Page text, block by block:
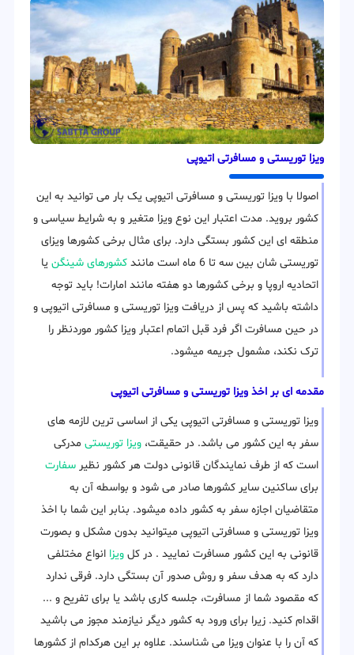
ویزا توریستی و مسافرتی اتیوپی
اصولا با ویزا توریستی و مسافرتی اتیوپی یک بار می توانید به این
کشور بروید. مدت اعتبار این نوع ویزا متغیر و به شرایط سیاسی و
منطقه ای این کشور بستگی دارد. برای مثال برخی کشورها ویزای
توریستی شان بین سه تا 6 ماه است مانند
کشورهای شینگن یا
اتحادیه اروپا و برخی کشورها دو هفته مانند امارات! باید توجه
داشته باشید که پس از دریافت ویزا توریستی و مسافرتی اتیوپی و
در حین مسافرت اگر فرد قبل اتمام اعتبار ویزا کشور موردنظر را
ترک نکند، مشمول جریمه میشود.
مقدمه ای بر اخذ ویزا توریستی و مسافرتی اتیوپی
ویزا توریستی و مسافرتی اتیوپی یکی از اساسی ترین لازمه های
سفر به این کشور می باشد. در حقیقت، ویزا توریستی مدرکی
است که از طرف نمایندگان قانونی دولت هر کشور نظیر سفارت
برای ساکنین سایر کشورها صادر می شود و بواسطه آن به
متقاضیان اجازه سفر به کشور داده میشود. بنابر این شما با اخذ
ویزا توریستی و مسافرتی اتیوپی میتوانید بدون مشکل و بصورت
قانونی به این کشور مسافرت نمایید . در کل ویزا انواع مختلفی
دارد که به هدف سفر و روش صدور آن بستگی دارد. فرقی ندارد
که مقصود شما از مسافرت، جلسه کاری باشد یا برای تفریح و ...
اقدام کنید. زیرا برای ورود به کشور دیگر نیازمند مجوز می باشید
که آن را با عنوان ویزا می شناسند. علاوه بر این هرکدام از کشورها